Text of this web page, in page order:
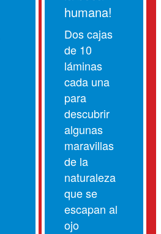
humana!
Dos cajas
de 10
láminas
cada una
para
descubrir
algunas
maravillas
de la
naturaleza
que se
escapan al
ojo